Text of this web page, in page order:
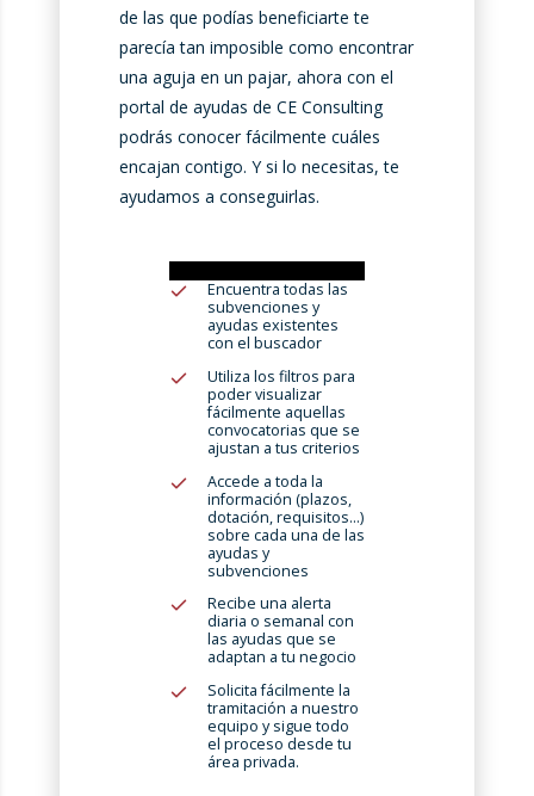
de las que podías beneficiarte te
parecía tan imposible como encontrar
una aguja en un pajar, ahora con el
portal de ayudas de CE Consulting
podrás conocer fácilmente cuáles
encajan contigo. Y si lo necesitas, te
ayudamos a conseguirlas.
Encuentra todas las
subvenciones y
ayudas existentes
con el buscador
Utiliza los filtros para
poder visualizar
fácilmente aquellas
convocatorias que se
ajustan a tus criterios
Accede a toda la
información (plazos,
dotación, requisitos…)
sobre cada una de las
ayudas y
subvenciones
Recibe una alerta
diaria o semanal con
las ayudas que se
adaptan a tu negocio
Solicita fácilmente la
tramitación a nuestro
equipo y sigue todo
el proceso desde tu
área privada.